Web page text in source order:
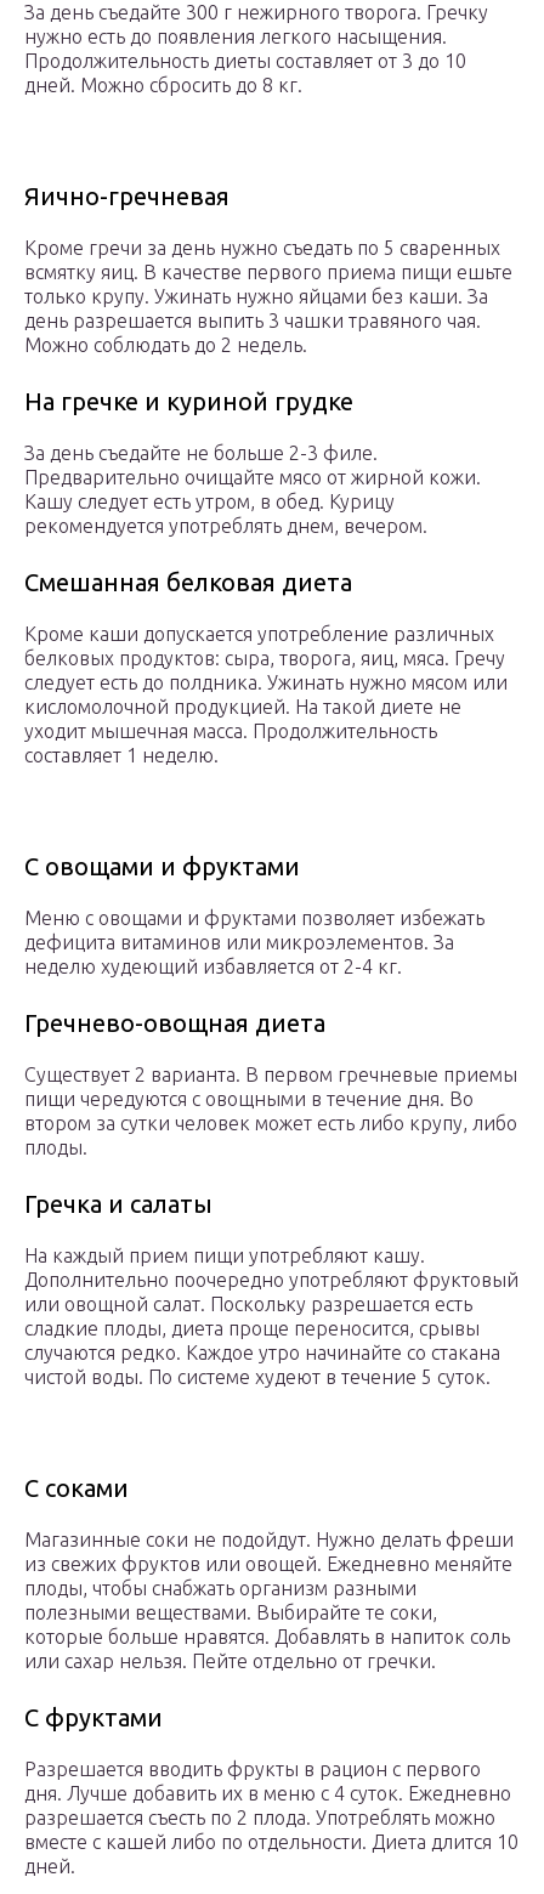
За день съедайте 300 г нежирного творога. Гречку
нужно есть до появления легкого насыщения.
Продолжительность диеты составляет от 3 до 10
дней. Можно сбросить до 8 кг.
Яично-гречневая
Кроме гречи за день нужно съедать по 5 сваренных
всмятку яиц. В качестве первого приема пищи ешьте
только крупу. Ужинать нужно яйцами без каши. За
день разрешается выпить 3 чашки травяного чая.
Можно соблюдать до 2 недель.
На гречке и куриной грудке
За день съедайте не больше 2-3 филе.
Предварительно очищайте мясо от жирной кожи.
Кашу следует есть утром, в обед. Курицу
рекомендуется употреблять днем, вечером.
Смешанная белковая диета
Кроме каши допускается употребление различных
белковых продуктов: сыра, творога, яиц, мяса. Гречу
следует есть до полдника. Ужинать нужно мясом или
кисломолочной продукцией. На такой диете не
уходит мышечная масса. Продолжительность
составляет 1 неделю.
С овощами и фруктами
Меню с овощами и фруктами позволяет избежать
дефицита витаминов или микроэлементов. За
неделю худеющий избавляется от 2-4 кг.
Гречнево-овощная диета
Существует 2 варианта. В первом гречневые приемы
пищи чередуются с овощными в течение дня. Во
втором за сутки человек может есть либо крупу, либо
плоды.
Гречка и салаты
На каждый прием пищи употребляют кашу.
Дополнительно поочередно употребляют фруктовый
или овощной салат. Поскольку разрешается есть
сладкие плоды, диета проще переносится, срывы
случаются редко. Каждое утро начинайте со стакана
чистой воды. По системе худеют в течение 5 суток.
С соками
Магазинные соки не подойдут. Нужно делать фреши
из свежих фруктов или овощей. Ежедневно меняйте
плоды, чтобы снабжать организм разными
полезными веществами. Выбирайте те соки,
которые больше нравятся. Добавлять в напиток соль
или сахар нельзя. Пейте отдельно от гречки.
С фруктами
Разрешается вводить фрукты в рацион с первого
дня. Лучше добавить их в меню с 4 суток. Ежедневно
разрешается съесть по 2 плода. Употреблять можно
вместе с кашей либо по отдельности. Диета длится 10
дней.